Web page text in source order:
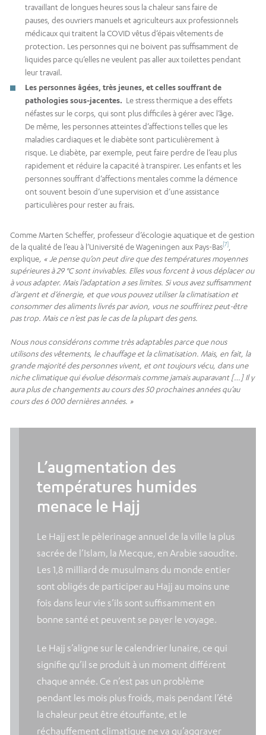
travaillant de longues heures sous la chaleur sans faire de
pauses, des ouvriers manuels et agriculteurs aux professionnels
médicaux qui traitent la COVID vêtus d’épais vêtements de
protection. Les personnes qui ne boivent pas suffisamment de
liquides parce qu’elles ne veulent pas aller aux toilettes pendant
leur travail.
Les personnes âgées, très jeunes, et celles souffrant de
pathologies sous-jacentes. Le stress thermique a des effets
néfastes sur le corps, qui sont plus difficiles à gérer avec l’âge.
De même, les personnes atteintes d’affections telles que les
maladies cardiaques et le diabète sont particulièrement à
risque. Le diabète, par exemple, peut faire perdre de l’eau plus
rapidement et réduire la capacité à transpirer. Les enfants et les
personnes souffrant d’affections mentales comme la démence
ont souvent besoin d’une supervision et d’une assistance
particulières pour rester au frais.
Comme Marten Scheffer, professeur d’écologie aquatique et de gestion
de la qualité de l’eau à l’Université de Wageningen aux Pays-Bas[7]
explique , « Je pense qu’on peut dire que des températures moyennes
supérieures à 29 °C sont invivables. Elles vous forcent à vous déplacer ou
à vous adapter. Mais l’adaptation a ses limites. Si vous avez suffisamment
d’argent et d’énergie, et que vous pouvez utiliser la climatisation et
consommer des aliments livrés par avion, vous ne souffrirez peut-être
pas trop. Mais ce n’est pas le cas de la plupart des gens.
Nous nous considérons comme très adaptables parce que nous
utilisons des vêtements, le chauffage et la climatisation. Mais, en fait, la
grande majorité des personnes vivent, et ont toujours vécu, dans une
niche climatique qui évolue désormais comme jamais auparavant […] Il y
aura plus de changements au cours des 50 prochaines années qu’au
cours des 6 000 dernières années. »
L’augmentation des
températures humides
menace le Hajj
Le Hajj est le pèlerinage annuel de la ville la plus
sacrée de l’Islam, la Mecque, en Arabie saoudite.
Les 1,8 milliard de musulmans du monde entier
sont obligés de participer au Hajj au moins une
fois dans leur vie s’ils sont suffisamment en
bonne santé et peuvent se payer le voyage.
Le Hajj s’aligne sur le calendrier lunaire, ce qui
signifie qu’il se produit à un moment différent
chaque année. Ce n’est pas un problème
pendant les mois plus froids, mais pendant l’été
la chaleur peut être étouffante, et le
réchauffement climatique ne va qu’aggraver